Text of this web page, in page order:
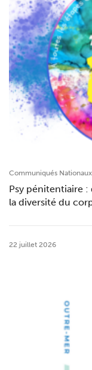
Communiqués Nationaux
Psy pénitentiaire
la diversité du
22 juillet 2026